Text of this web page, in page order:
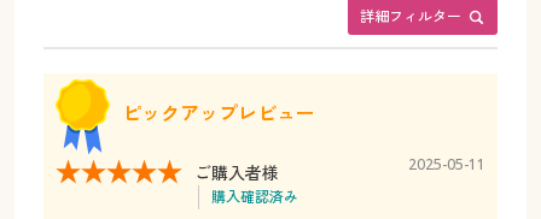
詳細フィルター
ピックアップレビュー
ご購入者様
購入確認済み
2025-05-11